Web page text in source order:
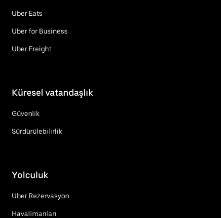
Uber Eats
Uber for Business
Uber Freight
Küresel vatandaşlık
Güvenlik
Sürdürülebilirlik
Yolculuk
Uber Rezervasyon
Havalimanları